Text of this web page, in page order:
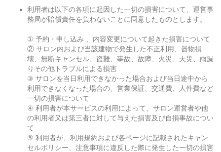
利用者は以下の各項に起因した一切の損害について、運営事
務局が賠償責任を負わないことに同意したものとします。
① 予約・申し込み 、内容変更について起きた損害について
② サロン内および当該建物で発生した不正利用、器物損
壊、無断キャンセル、盗難、事故、故障、火災、天災、雨漏
りその他トラブルによる損害
③ サロンを当日利用できなかった場合および当日途中から
利用できなくなった場合の、営業保証、交通費、人件費など
一切の損害について
④ 利用者が本サービスの利用によって、サロン運営者や他
の利用者又は第三者に対して与えた損害及び自損事故につい
て
⑤ 利用者が、利用規約および各ページに記載されたキャン
セルポリシー、注意事項に違反した際に発生した一切の損害